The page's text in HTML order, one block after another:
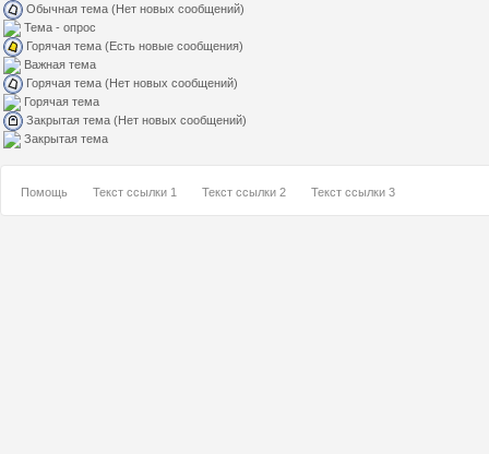
Обычная тема (Нет новых сообщений)
Тема - опрос
Горячая тема (Есть новые сообщения)
Важная тема
Горячая тема (Нет новых сообщений)
Горячая тема
Закрытая тема (Нет новых сообщений)
Закрытая тема
Помощь Текст ссылки 1 Текст ссылки 2 Текст ссылки 3